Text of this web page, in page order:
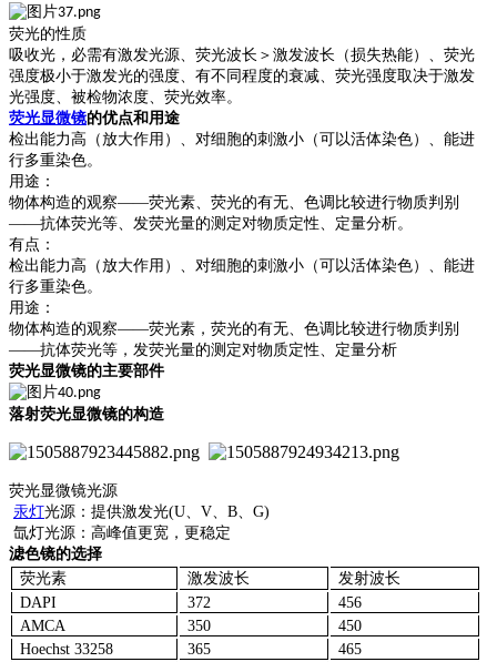
荧光的性质
吸收光，必需有激发光源、荧光波长＞激发波长（损失热能）、荧光
强度极小于激发光的强度、有不同程度的衰减、荧光强度取决于激发
光强度、被检物浓度、荧光效率。
荧光显微镜的优点和用途
检出能力高（放大作用）、对细胞的刺激小（可以活体染色）、能进
行多重染色。
用途：
物体构造的观察——荧光素、荧光的有无、色调比较进行物质判别
——抗体荧光等、发荧光量的测定对物质定性、定量分析。
有点：
检出能力高（放大作用）、对细胞的刺激小（可以活体染色）、能进
行多重染色。
用途：
物体构造的观察——荧光素，荧光的有无、色调比较进行物质判别
——抗体荧光等，发荧光量的测定对物质定性、定量分析
荧光显微镜的主要部件
落射荧光显微镜的构造
荧光显微镜光源
汞灯光源：提供激发光(U、V、B、G)
氙灯光源：高峰值更宽，更稳定
滤色镜的选择
荧光素
激发波长
发射波长
DAPI
372
456
AMCA
350
450
Hoechst 33258
365
465